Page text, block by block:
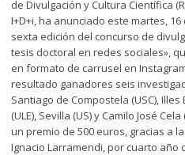
de Divulgación y Cultura Científica
I+D+i, ha anunciado este martes,
sexta edición del concurso de
tesis doctoral en redes sociales»,
en formato de carrusel en
resultado ganadores seis
Santiago de Compostela (USC), Illes
(ULE), Sevilla (US) y Camilo José
un premio de 500 euros, gracias a
Ignacio Larramendi, por cuarto año